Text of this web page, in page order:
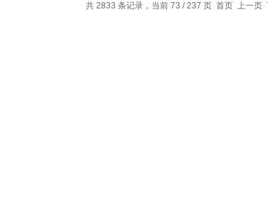
共 2833 条记录，当前 73 / 237 页 首页 上一页